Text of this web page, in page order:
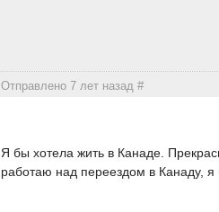
Отправлено 7 лет назад#
Я бы хотела жить в Канаде.
работаю над переездом в Канаду, я